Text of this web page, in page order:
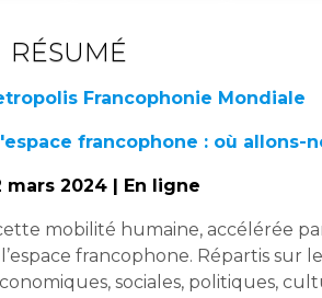
RÉSUMÉ
Francophonie Mondiale
francophone : où allons-
mars 2024 | En ligne
mobilité humaine, accélérée
francophone. Répartis sur
sociales, politiques,